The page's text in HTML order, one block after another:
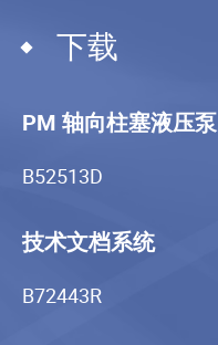
下载
PM 轴向柱塞液压泵
B52513D
技术文档系统
B72443R